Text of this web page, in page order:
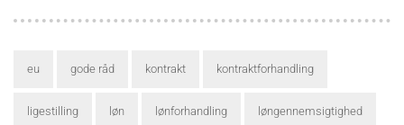
eu gode råd kontrakt kontraktforhandling
ligestilling løn lønforhandling løngennemsigtighed